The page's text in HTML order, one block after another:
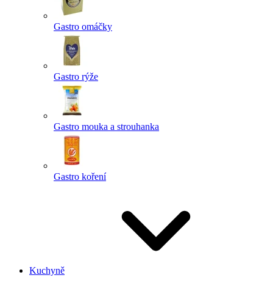
Gastro omáčky
Gastro rýže
Gastro mouka a strouhanka
Gastro koření
Kuchyně